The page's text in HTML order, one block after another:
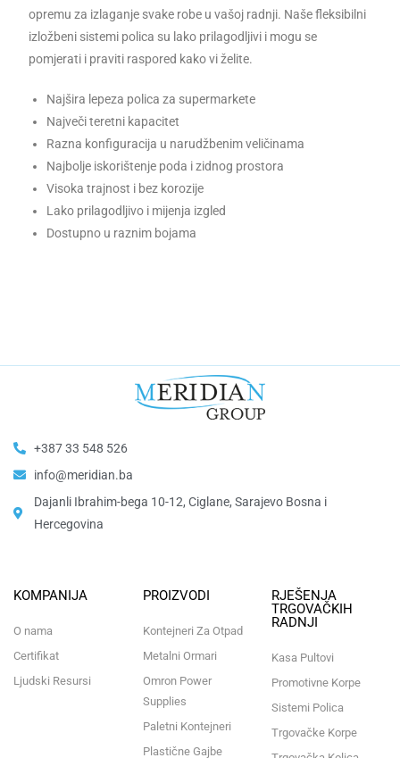
opremu za izlaganje svake robe u vašoj radnji. Naše fleksibilni
izložbeni sistemi polica su lako prilagodljivi i mogu se
pomjerati i praviti raspored kako vi želite.
Najšira lepeza polica za supermarkete
Največi teretni kapacitet
Razna konfiguracija u narudžbenim veličinama
Najbolje iskorištenje poda i zidnog prostora
Visoka trajnost i bez korozije
Lako prilagodljivo i mijenja izgled
Dostupno u raznim bojama
+387 33 548 526
info@meridian.ba
Dajanli Ibrahim-bega 10-12, Ciglane, Sarajevo Bosna i
Hercegovina​
KOMPANIJA
O nama
Certifikat
Ljudski Resursi
PROIZVODI
Kontejneri Za Otpad
Metalni Ormari
Omron Power
Supplies
Paletni Kontejneri
Plastične Gajbe
RJEŠENJA
TRGOVAČKIH
RADNJI
Kasa Pultovi
Promotivne Korpe
Sistemi Polica
Trgovačke Korpe